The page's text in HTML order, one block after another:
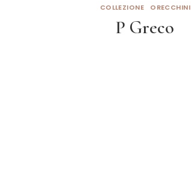
COLLEZIONE ORECCHINI
P Greco